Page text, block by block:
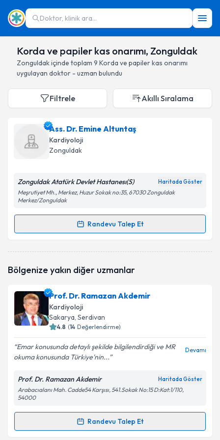
Doktor, klinik ara...
Korda ve papiler kas onarımı, Zonguldak
Zonguldakiçinde toplam 9 Korda ve papiler kas onarımı
uygulayan doktor - uzman bulundu
Filtrele Akıllı Sıralama
Ass. Dr. Emine Altuntaş
Kardiyoloji
Zonguldak
Zonguldak Atatürk Devlet Hastanesı(S) Haritada Göster
Meşrutiyet Mh., Merkez, Huzur Sokak no:35, 67030 Zonguldak
Merkez/Zonguldak
Randevu Talep Et
Randevu Takvimi Talebi
oluşturun. Size bu uzmandan randevu almanız için bir
E-posta Adresiniz
Kişisel verilerimin işlenmesine ilişkin Aydınlatma
Metni'ni okudum ve kişisel verilerimin belirtilen
Bölgenize yakın diğer uzmanlar
Prof. Dr. Ramazan Akdemir
Kardiyoloji
Sakarya, Serdivan
4.8 (14 Değerlendirme)
Emar konusunda detaylı şekilde bilgilendirdiği ve MR
okuma konusunda Türkiye'nin...
Devamı
Prof. Dr. Ramazan Akdemir Haritada Göster
Arabacıalanı Mah. Cadde54 Karşısı, 541.Sokak No:15 D:Kat:1/110,
54000
Randevu Talep Et
Randevu Takvimi Talebi